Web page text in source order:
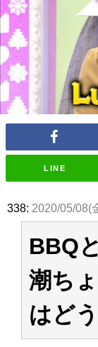
これも素晴らしい
日向坂46まとめの
花考案グッズ＆生写真5
日向坂46まとめの
い
アイドル – ぷぅア
信！【2022.3.22
アイドル – ぷぅア
アイドル – ぷぅア
ぺいとう×いちごみる
アイドル – ぷぅア
ーン.gif
ふぇどみ！ / 【悲
ふぇどみ！ / 【画
ふぇどみ！ / 【悲
かけまくったうちの
Powered by
LINE
338: 2020/05/08(
BBQ
潮ち
はど